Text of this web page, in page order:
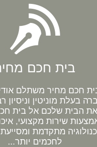
בית חכם
חכם מחיר משתלם
בעלת מוניטין וניסיון
את הבית שלכם אל בית
שירות מקצועי,
מתקדמת
לחכמים יותר...